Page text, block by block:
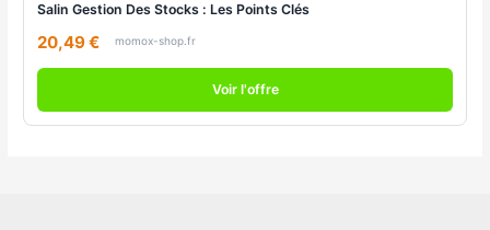
Salin Gestion Des Stocks : Les Points Clés
20,49 € momox-shop.fr
Voir l'offre